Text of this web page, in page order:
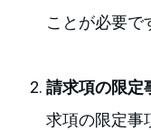
ことが必要で
請求項の限定
求項の限定事